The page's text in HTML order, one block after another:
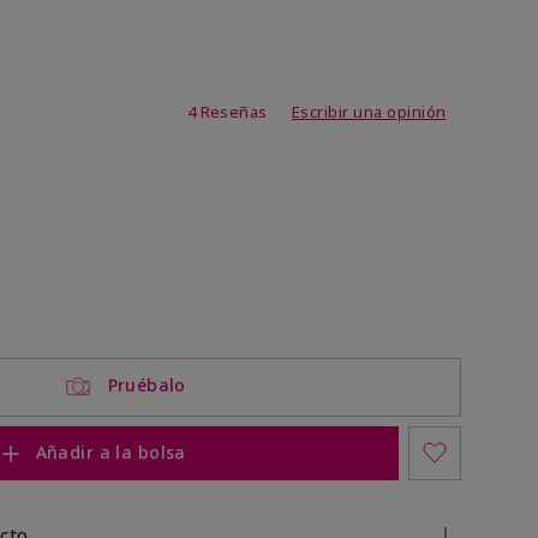
3,1 de 5
4 Reseñas Escribir una opinión
Pruébalo
Añadir a la bolsa